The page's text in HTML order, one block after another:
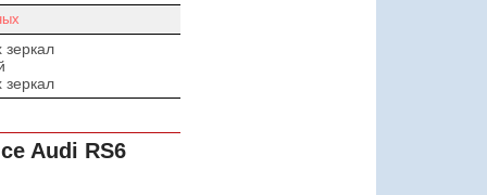
зеркал
зеркал
Audi RS6